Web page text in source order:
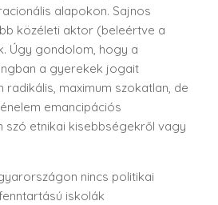
alapokon. Sajnos
közéleti aktor (beleértve a
Úgy gondolom, hogy a
a gyerekek jogait
radikális, maximum szokatlan, de
emancipációs
szó etnikai kisebbségekről vagy
nincs politikai
iskolák